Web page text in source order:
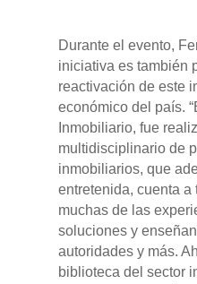
Durante el evento,
iniciativa es también
reactivación de este
económico del país.
Inmobiliario, fue
multidisciplinario de
inmobiliarios, que
entretenida, cuenta a
muchas de las
soluciones y
autoridades y más.
biblioteca del sector